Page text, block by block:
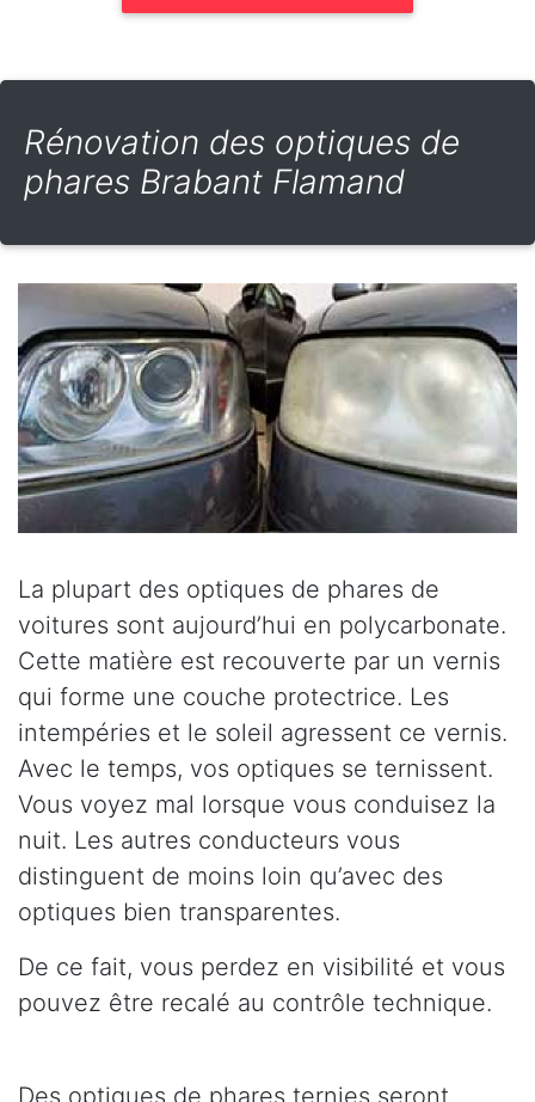
Rénovation des optiques de
phares Brabant Flamand
La plupart des optiques de phares de
voitures sont aujourd’hui en polycarbonate.
Cette matière est recouverte par un vernis
qui forme une couche protectrice. Les
intempéries et le soleil agressent ce vernis.
Avec le temps, vos optiques se ternissent.
Vous voyez mal lorsque vous conduisez la
nuit. Les autres conducteurs vous
distinguent de moins loin qu’avec des
optiques bien transparentes.
De ce fait, vous perdez en visibilité et vous
pouvez être recalé au contrôle technique.